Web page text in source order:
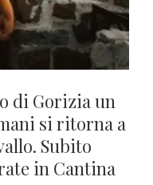
di Gorizia un
si ritorna a
Subito
in Cantina